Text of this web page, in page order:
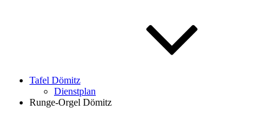
Tafel Dömitz
Dienstplan
Runge-Orgel Dömitz